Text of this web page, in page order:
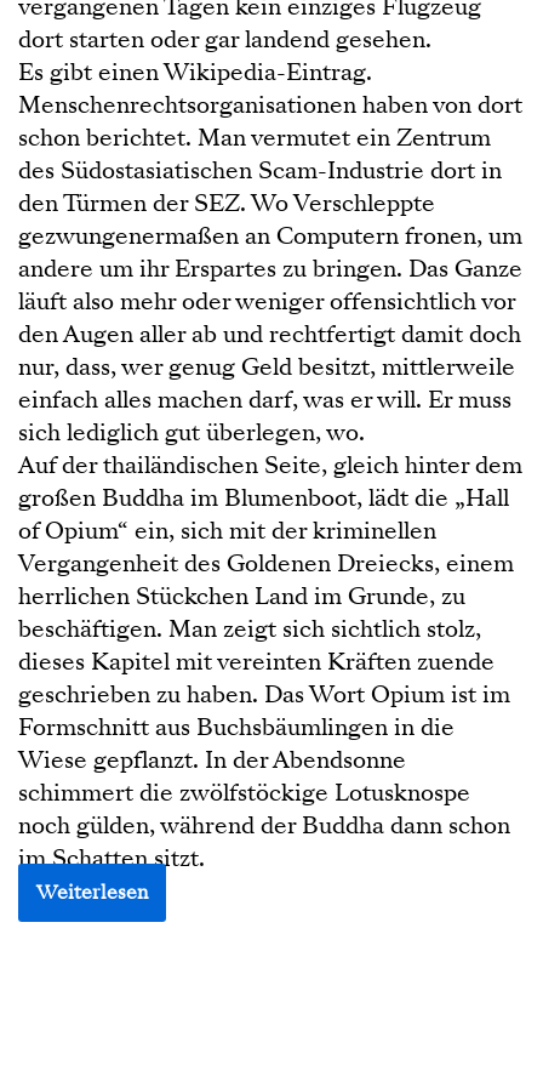
vergangenen Tagen kein einziges Flugzeug
dort starten oder gar landend gesehen.
Es gibt einen Wikipedia-Eintrag.
Menschenrechtsorganisationen haben von dort
schon berichtet. Man vermutet ein Zentrum
des Südostasiatischen Scam-Industrie dort in
den Türmen der SEZ. Wo Verschleppte
gezwungenermaßen an Computern fronen, um
andere um ihr Erspartes zu bringen. Das Ganze
läuft also mehr oder weniger offensichtlich vor
den Augen aller ab und rechtfertigt damit doch
nur, dass, wer genug Geld besitzt, mittlerweile
einfach alles machen darf, was er will. Er muss
sich lediglich gut überlegen, wo.
Auf der thailändischen Seite, gleich hinter dem
großen Buddha im Blumenboot, lädt die „Hall
of Opium“ ein, sich mit der kriminellen
Vergangenheit des Goldenen Dreiecks, einem
herrlichen Stückchen Land im Grunde, zu
beschäftigen. Man zeigt sich sichtlich stolz,
dieses Kapitel mit vereinten Kräften zuende
geschrieben zu haben. Das Wort Opium ist im
Formschnitt aus Buchsbäumlingen in die
Wiese gepflanzt. In der Abendsonne
schimmert die zwölfstöckige Lotusknospe
noch gülden, während der Buddha dann schon
im Schatten sitzt.
Weiterlesen